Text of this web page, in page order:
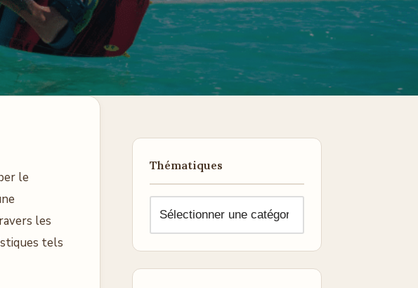
le
les
tels
Thématiques